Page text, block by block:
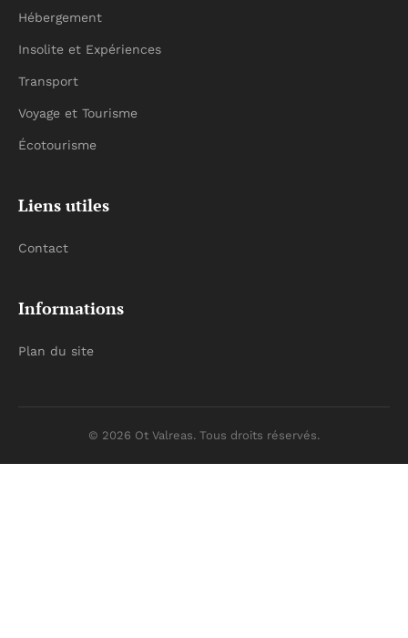
Hébergement
Insolite et Expériences
Transport
Voyage et Tourisme
Écotourisme
Liens utiles
Contact
Informations
Plan du site
© 2026 Ot Valreas. Tous droits réservés.